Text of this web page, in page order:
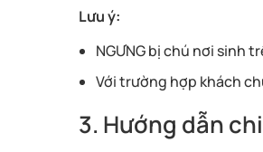
Lưu ý:
NGƯNG bị chú nơi sinh
Với trường hợp khách
3. Hướng dẫn